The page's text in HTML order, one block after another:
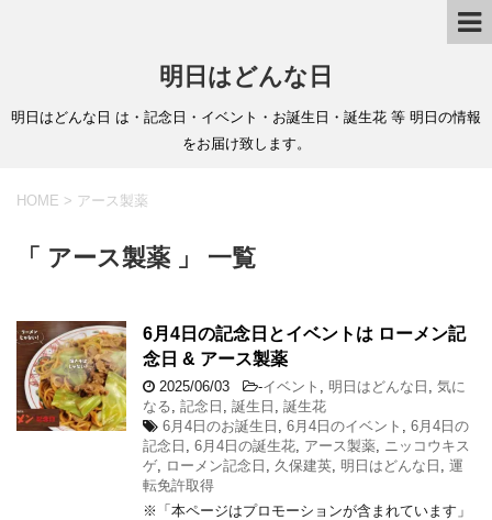
明日はどんな日
明日はどんな日 は・記念日・イベント・お誕生日・誕生花 等 明日の情報
をお届け致します。
HOME > アース製薬
「 アース製薬 」 一覧
6月4日の記念日とイベントは ローメン記
念日 & アース製薬
2025/06/03 -イベント 明日はどんな日
気に
なる 記念日 誕生日
誕生花
6月4日のお誕生日
6月4日のイベント
6月4日の
記念日
6月4日の誕生花 アース製薬
ニッコウキス
ゲ
ローメン記念日 久保建英 明日はどんな日
運
転免許取得
※「本ページはプロモーションが含まれています」